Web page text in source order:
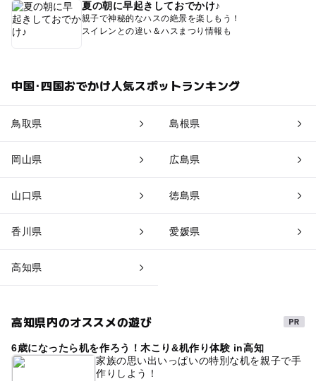
夏の朝に早起きしておでかけ♪
親子で神秘的なハスの絶景を楽しもう！
スイレンとの違い＆ハスまつり情報も
中国･四国おでかけ人気スポットランキング
鳥取県 島根県
岡山県 広島県
山口県 徳島県
香川県 愛媛県
高知県
高知県内のオススメの遊び
6歳になったら机を作ろう！木こり&机作り体験 in高知
家族の思い出いっぱいの特別な机を親子で手
作りしよう！